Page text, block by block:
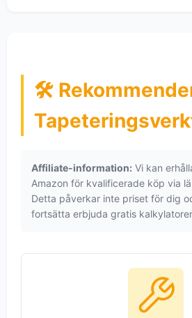
🛠
Affiliate-information: Vi kan
Amazon för kvalificerade köp via
Detta påverkar inte priset för dig
fortsätta erbjuda gratis